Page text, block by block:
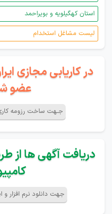
استان کهگیلویه و بویراحمد
لیست مشاغل استخدام
در کاریابی مجازی
عضو
جـهت ساخت رزومه
دریافت آگهی ها از
جهت دانلود نرم افزار و